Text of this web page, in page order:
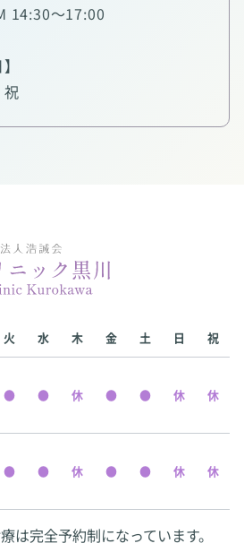
14:30～17:00
祝
火 水 木 金 土 日 祝
は完全予約制になっています。